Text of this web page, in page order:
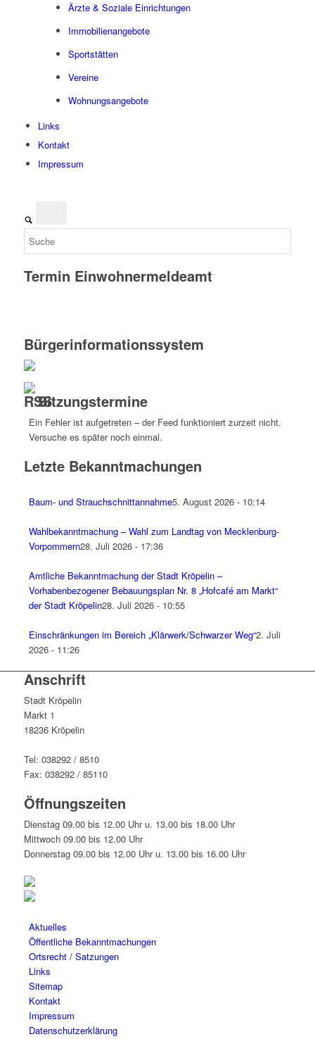
Ärzte & Soziale Einrichtungen
Immobilienangebote
Sportstätten
Vereine
Wohnungsangebote
Links
Kontakt
Impressum
Termin Einwohnermeldeamt
Bürgerinformationssystem
Sitzungstermine
Ein Fehler ist aufgetreten – der Feed funktioniert zurzeit nicht.
Versuche es später noch einmal.
Letzte Bekanntmachungen
Baum- und Strauchschnittannahme5. August 2026 - 10:14
Wahlbekanntmachung – Wahl zum Landtag von Mecklenburg-
Vorpommern28. Juli 2026 - 17:36
Amtliche Bekanntmachung der Stadt Kröpelin –
Vorhabenbezogener Bebauungsplan Nr. 8 „Hofcafé am Markt“
der Stadt Kröpelin28. Juli 2026 - 10:55
Einschränkungen im Bereich „Klärwerk/Schwarzer Weg“2. Juli
2026 - 11:26
Anschrift
Stadt Kröpelin
Markt 1
18236 Kröpelin
Tel: 038292 / 8510
Fax: 038292 / 85110
Öffnungszeiten
Dienstag 09.00 bis 12.00 Uhr u. 13.00 bis 18.00 Uhr
Mittwoch 09.00 bis 12.00 Uhr
Donnerstag 09.00 bis 12.00 Uhr u. 13.00 bis 16.00 Uhr
Aktuelles
Öffentliche Bekanntmachungen
Ortsrecht / Satzungen
Links
Sitemap
Kontakt
Impressum
Datenschutzerklärung